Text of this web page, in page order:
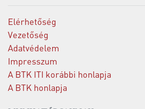
Elérhetőség
Vezetőség
Adatvédelem
Impresszum
A BTK ITI korábbi honlapja
A BTK honlapja